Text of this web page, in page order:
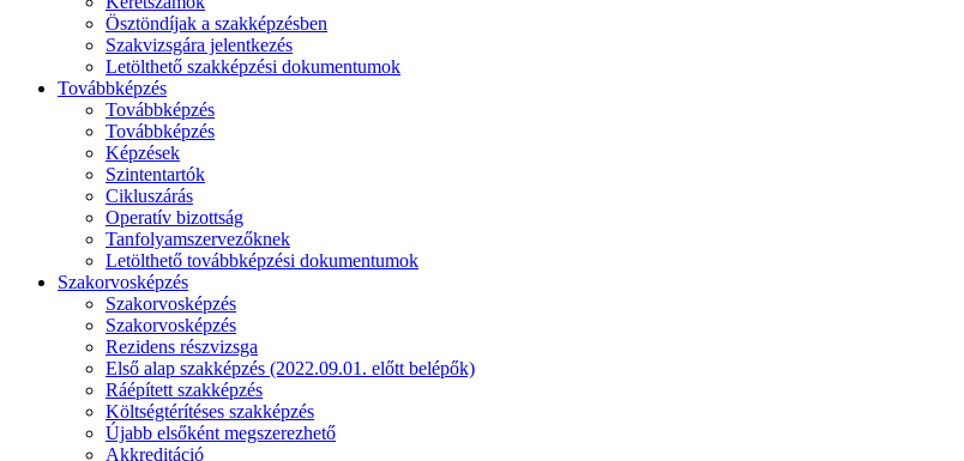
Ösztöndíjak a szakképzésben
Szakvizsgára jelentkezés
Letölthető szakképzési dokumentumok
Továbbképzés
Továbbképzés
Továbbképzés
Képzések
Szintentartók
Cikluszárás
Operatív bizottság
Tanfolyamszervezőknek
Letölthető továbbképzési dokumentumok
Szakorvosképzés
Szakorvosképzés
Szakorvosképzés
Rezidens részvizsga
Első alap szakképzés (2022.09.01. előtt belépők)
Ráépített szakképzés
Költségtérítéses szakképzés
Újabb elsőként megszerezhető
Akkreditáció